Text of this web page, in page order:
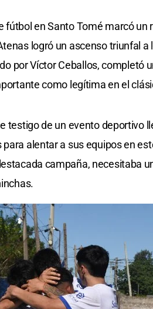
fútbol en Santo Tomé marcó un
logró un ascenso triunfal
por Víctor Ceballos,
como legítima en el
testigo de un evento deportivo
para alentar a sus equipos en
campaña, necesitaba